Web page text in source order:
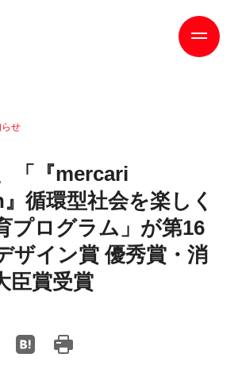
らせ
「『mercari
循環型社会を楽しく
プログラム」が第16
ザイン賞 優秀賞・消
臣賞受賞